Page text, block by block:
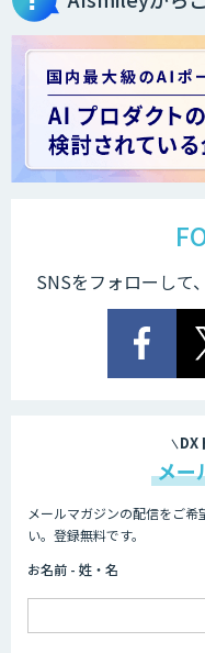
SNSをフォローして
DX
メー
メールマガジンの配信をご
い。登録無料です。
お名前 - 姓・名